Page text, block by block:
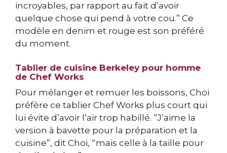
incroyables, par rapport au fait d’avoir
quelque chose qui pend à votre cou.” Ce
modèle en denim et rouge est son préféré
du moment.
Tablier de cuisine Berkeley pour homme
de Chef Works
Pour mélanger et remuer les boissons, Choi
préfère ce tablier Chef Works plus court qui
lui évite d’avoir l’air trop habillé. “J’aime la
version à bavette pour la préparation et la
cuisine”, dit Choi, “mais celle à la taille pour